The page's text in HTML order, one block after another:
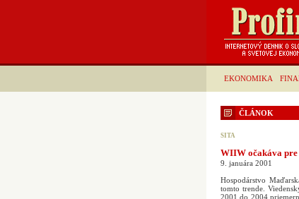
EKONOMIKA
ČLÁNOK
SITA
WIIW očakáva
9. januára 2001
Hospodárstvo
tomto trende.
2001 do 2004